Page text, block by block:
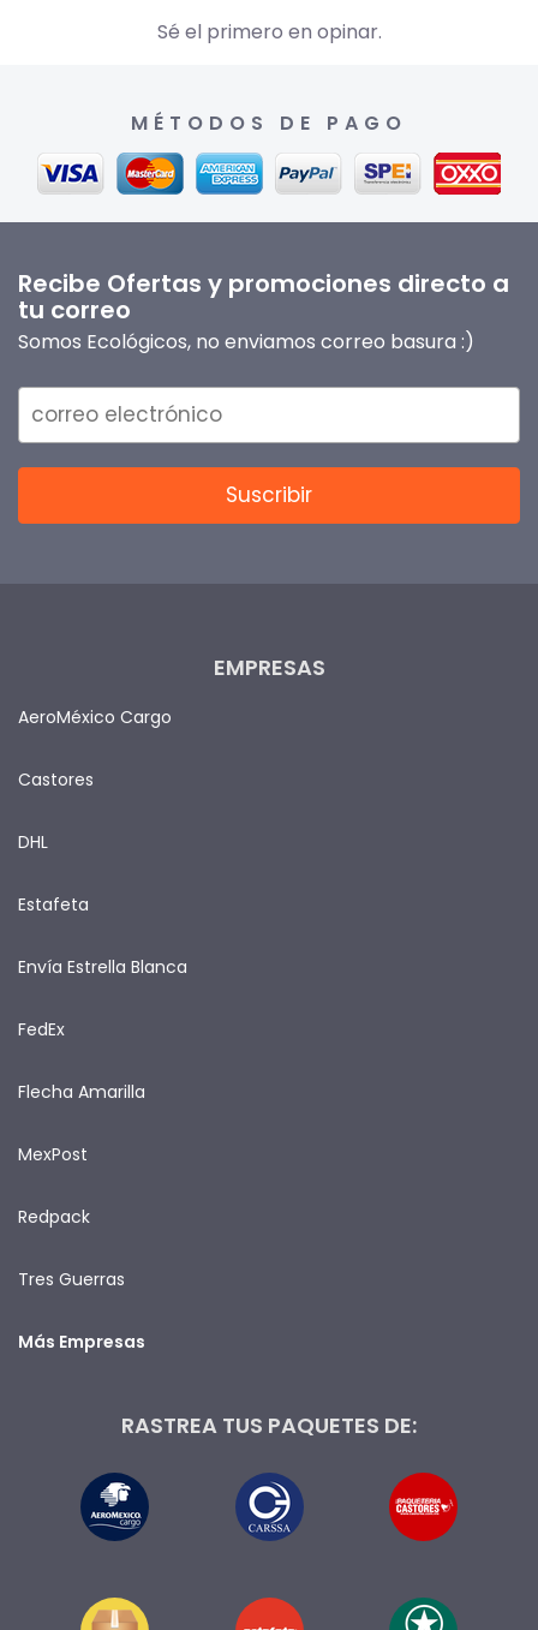
Sé el primero en opinar.
MÉTODOS DE PAGO
Recibe Ofertas y promociones directo a
tu correo
Somos Ecológicos, no enviamos correo basura :)
EMPRESAS
AeroMéxico Cargo
Castores
DHL
Estafeta
Envía Estrella Blanca
FedEx
Flecha Amarilla
MexPost
Redpack
Tres Guerras
Más Empresas
RASTREA TUS PAQUETES DE: